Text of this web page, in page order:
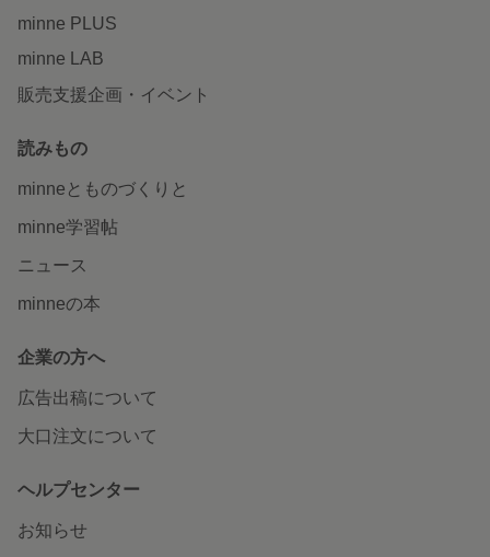
minne PLUS
minne LAB
販売支援企画・イベント
読みもの
minneとものづくりと
minne学習帖
ニュース
minneの本
企業の方へ
広告出稿について
大口注文について
ヘルプセンター
お知らせ